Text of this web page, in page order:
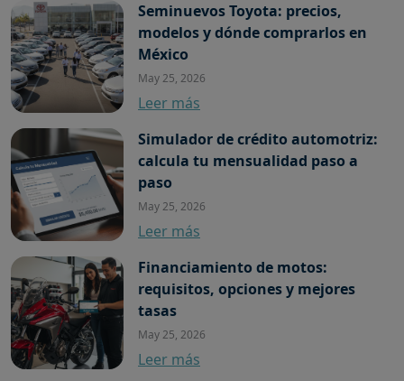
Seminuevos Toyota: precios,
modelos y dónde comprarlos en
México
May 25, 2026
Leer más
Simulador de crédito automotriz:
calcula tu mensualidad paso a
paso
May 25, 2026
Leer más
Financiamiento de motos:
requisitos, opciones y mejores
tasas
May 25, 2026
Leer más